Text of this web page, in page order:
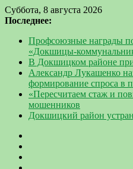
Суббота, 8 августа 2026
Последнее:
Профсоюзные награды
«Докшицы-
В Докшицком районе
Александр Лукашенко
формирование спроса в
«Пересчитаем стаж и
мошенников
Докшицкий район